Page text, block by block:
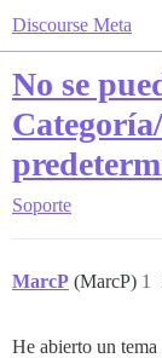
Discourse Meta
No se
Soporte
MarcP (MarcP) 1
He abierto un tema